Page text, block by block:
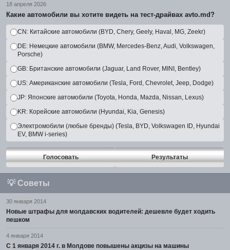
18 апреля 2026
Какие автомобили вы хотите видеть на тест-драйвах avto.md?
CN: Китайские автомобили (BYD, Chery, Geely, Haval, MG, Zeekr)
DE: Немецкие автомобили (BMW, Mercedes-Benz, Audi, Volkswagen,
Porsche)
GB: Британские автомобили (Jaguar, Land Rover, MINI, Bentley)
US: Американские автомобили (Tesla, Ford, Chevrolet, Jeep, Dodge)
JP: Японские автомобили (Toyota, Honda, Mazda, Nissan, Lexus)
KR: Корейские автомобили (Hyundai, Kia, Genesis)
Электромобили (любые бренды) (Tesla, BYD, Volkswagen ID, Hyundai
EV, BMW i-series)
Голосовать Результаты
💡 Советы
30 января 2014
Новые штрафы для молдавских водителей: дешевле будет ходить
пешком
4 января 2014
С 1 января 2014 г. в Молдове повышены акцизы на машины